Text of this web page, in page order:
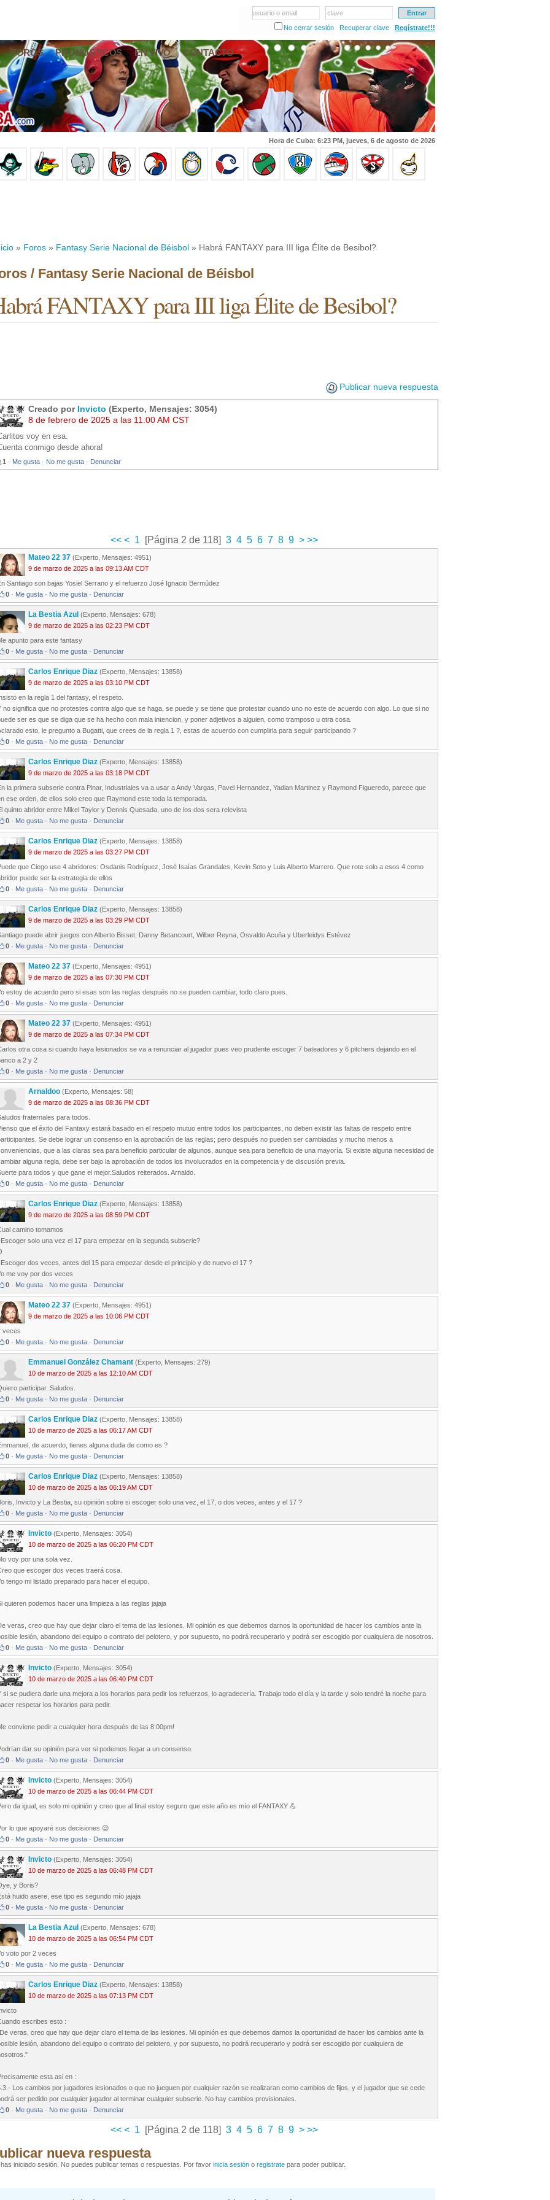
usuario o email
clave
No cerrar sesión
Recuperar clave Regístrate!!!
FOROS PRONÓSTICOS EN VIVO CONTACTO
Hora de Cuba: 6:23 PM, jueves, 6 de agosto de 2026
» Foros » Fantasy Serie Nacional de Béisbol » Habrá FANTAXY para III liga Élite de Besibol?
/ Fantasy Serie Nacional de Béisbol
FANTAXY para III liga Élite de Besibol?
Publicar nueva respuesta
Creado por Invicto (Experto, Mensajes: 3054)
8 de febrero de 2025 a las 11:00 AM CST
voy en esa.
conmigo desde ahora!
1 · Me gusta · No me gusta · Denunciar
<< < 1 [Página 2 de 118] 3 4 5 6 7 8 9 > >>
Mateo 22 37 (Experto, Mensajes: 4951)
9 de marzo de 2025 a las 09:13 AM CDT
Santiago son bajas Yosiel Serrano y el refuerzo José Ignacio Bermúdez
0 · Me gusta · No me gusta · Denunciar
La Bestia Azul (Experto, Mensajes: 678)
9 de marzo de 2025 a las 02:23 PM CDT
apunto para este fantasy
0 · Me gusta · No me gusta · Denunciar
Carlos Enrique Diaz (Experto, Mensajes: 13858)
9 de marzo de 2025 a las 03:10 PM CDT
en la regla 1 del fantasy, el respeto.
no significa que no protestes contra algo que se haga, se puede y se tiene que protestar cuando uno no este de acuerdo con algo. Lo que si no
ser es que se diga que se ha hecho con mala intencion, y poner adjetivos a alguien, como tramposo u otra cosa.
esto, le pregunto a Bugatti, que crees de la regla 1 ?, estas de acuerdo con cumplirla para seguir participando ?
0 · Me gusta · No me gusta · Denunciar
Carlos Enrique Diaz (Experto, Mensajes: 13858)
9 de marzo de 2025 a las 03:18 PM CDT
la primera subserie contra Pinar, Industriales va a usar a Andy Vargas, Pavel Hernandez, Yadian Martinez y Raymond Figueredo, parece que
ese orden, de ellos solo creo que Raymond este toda la temporada.
quinto abridor entre Mikel Taylor y Dennis Quesada, uno de los dos sera relevista
0 · Me gusta · No me gusta · Denunciar
Carlos Enrique Diaz (Experto, Mensajes: 13858)
9 de marzo de 2025 a las 03:27 PM CDT
que Ciego use 4 abridores: Osdanis Rodríguez, José Isaías Grandales, Kevin Soto y Luis Alberto Marrero. Que rote solo a esos 4 como
puede ser la estrategia de ellos
0 · Me gusta · No me gusta · Denunciar
Carlos Enrique Diaz (Experto, Mensajes: 13858)
9 de marzo de 2025 a las 03:29 PM CDT
puede abrir juegos con Alberto Bisset, Danny Betancourt, Wilber Reyna, Osvaldo Acuña y Uberleidys Estévez
0 · Me gusta · No me gusta · Denunciar
Mateo 22 37 (Experto, Mensajes: 4951)
9 de marzo de 2025 a las 07:30 PM CDT
estoy de acuerdo pero si esas son las reglas después no se pueden cambiar, todo claro pues.
0 · Me gusta · No me gusta · Denunciar
Mateo 22 37 (Experto, Mensajes: 4951)
9 de marzo de 2025 a las 07:34 PM CDT
otra cosa si cuando haya lesionados se va a renunciar al jugador pues veo prudente escoger 7 bateadores y 6 pitchers dejando en el
a 2 y 2
0 · Me gusta · No me gusta · Denunciar
Arnaldoo (Experto, Mensajes: 58)
9 de marzo de 2025 a las 08:36 PM CDT
fraternales para todos.
que el éxito del Fantaxy estará basado en el respeto mutuo entre todos los participantes, no deben existir las faltas de respeto entre
Se debe lograr un consenso en la aprobación de las reglas; pero después no pueden ser cambiadas y mucho menos a
que a las claras sea para beneficio particular de algunos, aunque sea para beneficio de una mayoría. Si existe alguna necesidad de
alguna regla, debe ser bajo la aprobación de todos los involucrados en la competencia y de discusión previa.
para todos y que gane el mejor.Saludos reiterados. Arnaldo.
0 · Me gusta · No me gusta · Denunciar
Carlos Enrique Diaz (Experto, Mensajes: 13858)
9 de marzo de 2025 a las 08:59 PM CDT
camino tomamos
solo una vez el 17 para empezar en la segunda subserie?
dos veces, antes del 15 para empezar desde el principio y de nuevo el 17 ?
me voy por dos veces
0 · Me gusta · No me gusta · Denunciar
Mateo 22 37 (Experto, Mensajes: 4951)
9 de marzo de 2025 a las 10:06 PM CDT
veces
0 · Me gusta · No me gusta · Denunciar
Emmanuel González Chamant (Experto, Mensajes: 279)
10 de marzo de 2025 a las 12:10 AM CDT
participar. Saludos.
0 · Me gusta · No me gusta · Denunciar
Carlos Enrique Diaz (Experto, Mensajes: 13858)
10 de marzo de 2025 a las 06:17 AM CDT
de acuerdo, tienes alguna duda de como es ?
0 · Me gusta · No me gusta · Denunciar
Carlos Enrique Diaz (Experto, Mensajes: 13858)
10 de marzo de 2025 a las 06:19 AM CDT
Invicto y La Bestia, su opinión sobre si escoger solo una vez, el 17, o dos veces, antes y el 17 ?
0 · Me gusta · No me gusta · Denunciar
Invicto (Experto, Mensajes: 3054)
10 de marzo de 2025 a las 06:20 PM CDT
voy por una sola vez.
que escoger dos veces traerá cosa.
tengo mi listado preparado para hacer el equipo.
quieren podemos hacer una limpieza a las reglas jajaja
veras, creo que hay que dejar claro el tema de las lesiones. Mi opinión es que debemos darnos la oportunidad de hacer los cambios ante la
lesión, abandono del equipo o contrato del pelotero, y por supuesto, no podrá recuperarlo y podrá ser escogido por cualquiera de nosotros.
0 · Me gusta · No me gusta · Denunciar
Invicto (Experto, Mensajes: 3054)
10 de marzo de 2025 a las 06:40 PM CDT
si se pudiera darle una mejora a los horarios para pedir los refuerzos, lo agradecería. Trabajo todo el día y la tarde y solo tendré la noche para
respetar los horarios para pedir.
conviene pedir a cualquier hora después de las 8:00pm!
dar su opinión para ver si podemos llegar a un consenso.
0 · Me gusta · No me gusta · Denunciar
Invicto (Experto, Mensajes: 3054)
10 de marzo de 2025 a las 06:44 PM CDT
da igual, es solo mi opinión y creo que al final estoy seguro que este año es mío el FANTAXY 💪
lo que apoyaré sus decisiones 😌
0 · Me gusta · No me gusta · Denunciar
Invicto (Experto, Mensajes: 3054)
10 de marzo de 2025 a las 06:48 PM CDT
y Boris?
huido asere, ese tipo es segundo mío jajaja
0 · Me gusta · No me gusta · Denunciar
La Bestia Azul (Experto, Mensajes: 678)
10 de marzo de 2025 a las 06:54 PM CDT
voto por 2 veces
0 · Me gusta · No me gusta · Denunciar
Carlos Enrique Diaz (Experto, Mensajes: 13858)
10 de marzo de 2025 a las 07:13 PM CDT
escribes esto :
veras, creo que hay que dejar claro el tema de las lesiones. Mi opinión es que debemos darnos la oportunidad de hacer los cambios ante la
lesión, abandono del equipo o contrato del pelotero, y por supuesto, no podrá recuperarlo y podrá ser escogido por cualquiera de
esta asi en :
Los cambios por jugadores lesionados o que no jueguen por cualquier razón se realizaran como cambios de fijos, y el jugador que se cede
ser pedido por cualquier jugador al terminar cualquier subserie. No hay cambios provisionales.
0 · Me gusta · No me gusta · Denunciar
<< < 1 [Página 2 de 118] 3 4 5 6 7 8 9 > >>
nueva respuesta
iniciado sesión. No puedes publicar temas o respuestas. Por favor inicia sesión o registrate para poder publicar.